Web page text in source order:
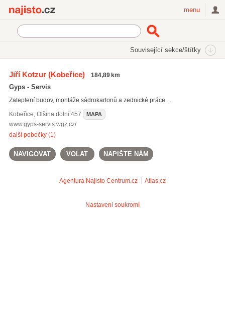
menu
Související sekce/štítky
Sádrokartony, podhledy a půdní vestavby
Jiří Kotzur(Kobeřice) 184,89 km
Gyps - Servis
Zateplení budov, montáže sádrokartonů a zednické práce. ...
Kobeřice, Olšina dolní 457 MAPA
www.gyps-servis.wgz.cz/
další pobočky (1)
NAVIGOVAT VOLAT NAPIŠTE NÁM
Agentura Najisto Centrum.cz Atlas.cz
Nastavení soukromí